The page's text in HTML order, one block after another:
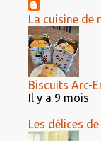
La cuisine de
Biscuits Arc-
Il y a 9 mois
Les délices